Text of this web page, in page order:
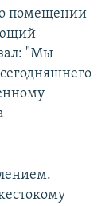
о помещении
"Мы